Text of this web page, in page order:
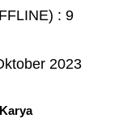
: 9
2023